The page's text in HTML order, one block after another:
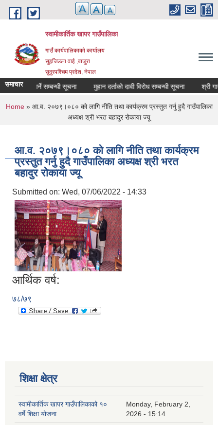
Skip to main content
स्वामीकार्तिक खापर गाउँपालिका
गाउँ कार्यपालिकाकाे कार्यालय
सुइजिउला वाई ,बाजुरा
सुदुरपश्चिम प्रदेश, नेपाल
समाचार
दर्ता गर्ने सम्बन्धी सूचना मुहान दर्ताको दावी विरोध सम्बन्धी सूचना
You are here
Home» आ.व. २०७९।०८० को लागि नीति तथा कार्यक्रम प्रस्तुत गर्नु हुदै गाउँपालिका
अध्यक्ष श्री भरत बहादुर रोकाया ज्यू
आ.व. २०७९।०८० को लागि नीति तथा कार्यक्रम
प्रस्तुत गर्नु हुदै गाउँपालिका अध्यक्ष श्री भरत
बहादुर रोकाया ज्यू
Submitted on: Wed, 07/06/2022 - 14:33
आर्थिक वर्ष:
७८/७९
शिक्षा क्षेत्र
स्वामीकार्तिक खापर गाउँपालिकाको १०
वर्षे शिक्षा योजना
Monday, February 2,
2026 - 15:14